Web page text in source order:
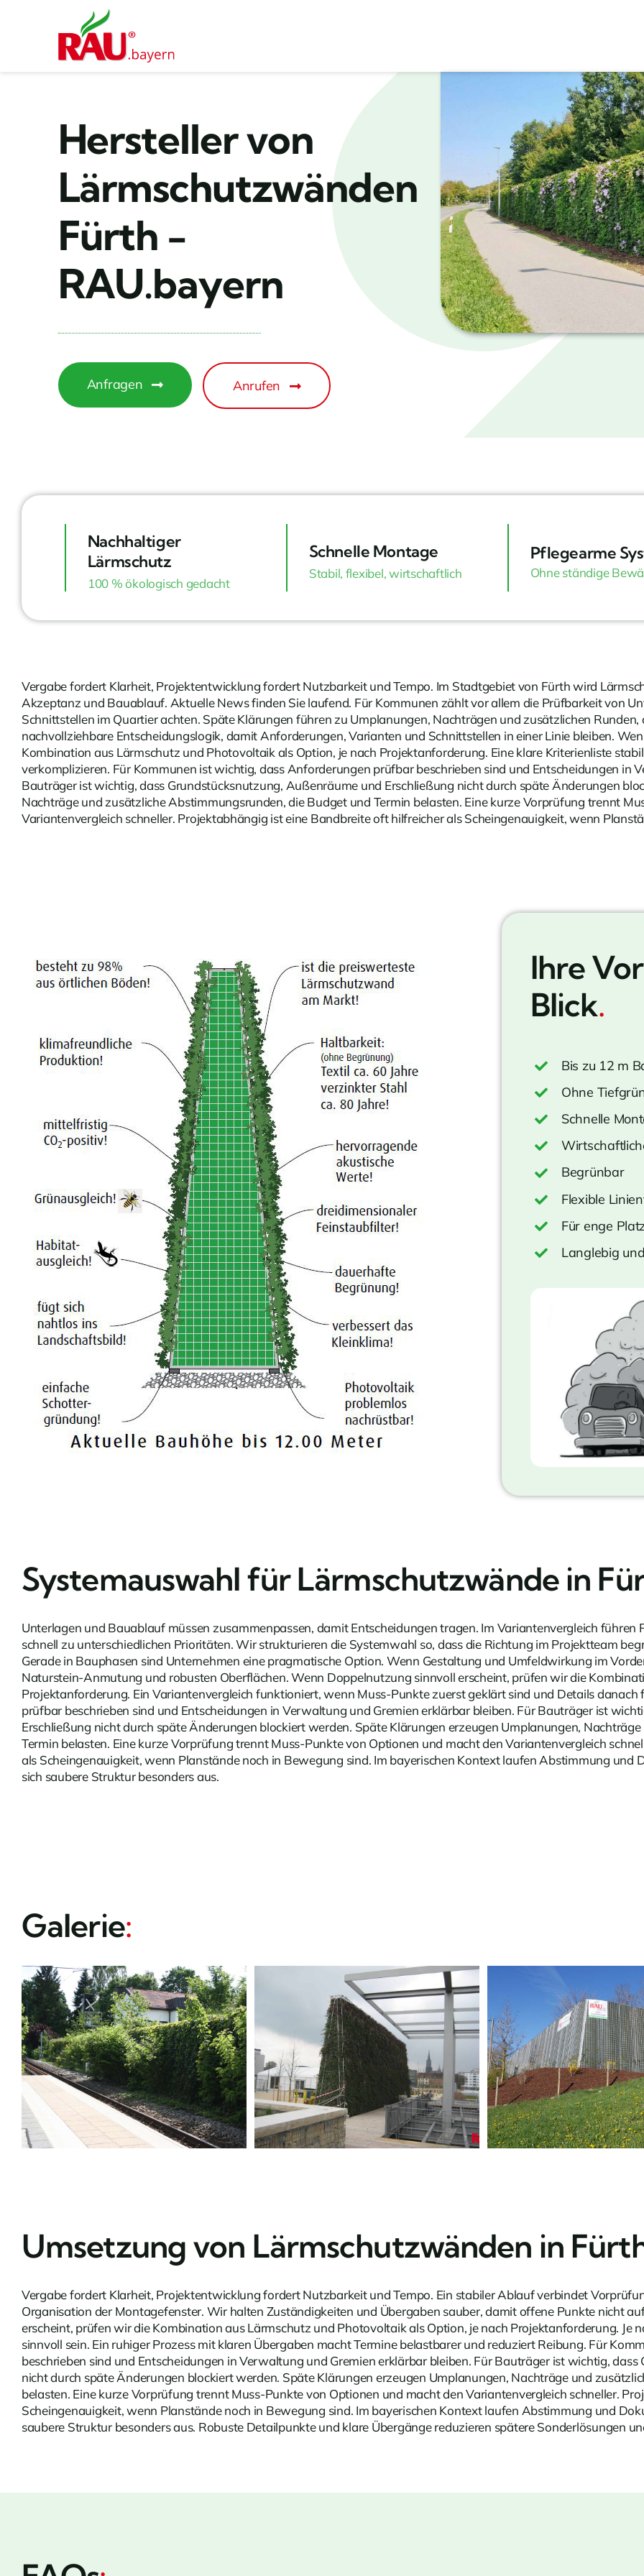
Hersteller von
Lärmschutzwänden
Fürth -
RAU.bayern
Anfragen Anrufen
Nachhaltiger
Lärmschutz
100 % ökologisch gedacht
Schnelle Montage
Stabil, flexibel, wirtschaftlich
Pflegearme
Ohne ständige
Vergabe fordert Klarheit, Projektentwicklung fordert Nutzbarkeit und Tempo. Im Stadtgebiet von Fürth wird
Akzeptanz und Bauablauf. AktuelleNewsfinden Sie laufend. Für Kommunen zählt vor allem die Prüfbarkeit von
Schnittstellen im Quartier achten. Späte Klärungen führen zu Umplanungen, Nachträgen und zusätzlichen
nachvollziehbare Entscheidungslogik, damit Anforderungen, Varianten und Schnittstellen in einer Linie bleiben.
Kombination aus Lärmschutz und Photovoltaik als Option, je nach Projektanforderung. Eine klare Kriterienliste
verkomplizieren. Für Kommunen ist wichtig, dass Anforderungen prüfbar beschrieben sind und Entscheidungen in
Bauträger ist wichtig, dass Grundstücksnutzung, Außenräume und Erschließung nicht durch späte Änderungen
Nachträge und zusätzliche Abstimmungsrunden, die Budget und Termin belasten. Eine kurze Vorprüfung trennt
Variantenvergleich schneller. Projektabhängig ist eine Bandbreite oft hilfreicher als Scheingenauigkeit, wenn
Ihre
Blick.
Bis zu 12 m
Ohne
Schnelle
Begrünbar
Flexible
Für enge
Langlebig
Systemauswahl für Lärmschutzwände in
Unterlagen und Bauablauf müssen zusammenpassen, damit Entscheidungen tragen. Im Variantenvergleich
schnell zu unterschiedlichen Prioritäten. Wir strukturieren die Systemwahl so, dass die Richtung im Projektteam
Gerade in Bauphasen sind Unternehmen eine pragmatische Option. Wenn Gestaltung und Umfeldwirkung im
Naturstein-Anmutung und robusten Oberflächen. Wenn Doppelnutzung sinnvoll erscheint, prüfen wir die
Projektanforderung. Ein Variantenvergleich funktioniert, wenn Muss-Punkte zuerst geklärt sind und Details
prüfbar beschrieben sind und Entscheidungen in Verwaltung und Gremien erklärbar bleiben. Für Bauträger ist
Erschließung nicht durch späte Änderungen blockiert werden. Späte Klärungen erzeugen Umplanungen,
Termin belasten. Eine kurze Vorprüfung trennt Muss-Punkte von Optionen und macht den Variantenvergleich
als Scheingenauigkeit, wenn Planstände noch in Bewegung sind. Im bayerischen Kontext laufen Abstimmung
sich saubere Struktur besonders aus.
Galerie:
Umsetzung von Lärmschutzwänden in
Vergabe fordert Klarheit, Projektentwicklung fordert Nutzbarkeit und Tempo. Ein stabiler Ablauf verbindet
Organisation der Montagefenster. Wir halten Zuständigkeiten und Übergaben sauber, damit offene Punkte nicht
erscheint, prüfen wir die Kombination aus Lärmschutz und Photovoltaik als Option, je nach Projektanforderung. Je
sinnvoll sein. Ein ruhiger Prozess mit klaren Übergaben macht Termine belastbarer und reduziert Reibung. Für
beschrieben sind und Entscheidungen in Verwaltung und Gremien erklärbar bleiben. Für Bauträger ist wichtig,
nicht durch späte Änderungen blockiert werden. Späte Klärungen erzeugen Umplanungen, Nachträge und
belasten. Eine kurze Vorprüfung trennt Muss-Punkte von Optionen und macht den Variantenvergleich schneller.
Scheingenauigkeit, wenn Planstände noch in Bewegung sind. Im bayerischen Kontext laufen Abstimmung und
saubere Struktur besonders aus. Robuste Detailpunkte und klare Übergänge reduzieren spätere Sonderlösungen